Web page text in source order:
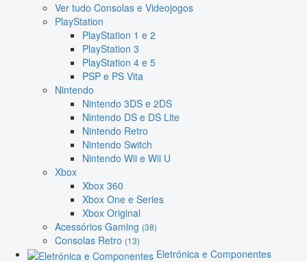
Ver tudo Consolas e Videojogos
PlayStation
PlayStation 1 e 2
PlayStation 3
PlayStation 4 e 5
PSP e PS Vita
Nintendo
Nintendo 3DS e 2DS
Nintendo DS e DS Lite
Nintendo Retro
Nintendo Switch
Nintendo Wii e Wii U
Xbox
Xbox 360
Xbox One e Series
Xbox Original
Acessórios Gaming (38)
Consolas Retro (13)
Eletrónica e Componentes